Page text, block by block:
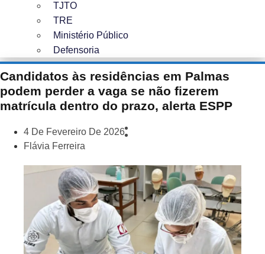
TJTO
TRE
Ministério Público
Defensoria
Candidatos às residências em Palmas
podem perder a vaga se não fizerem
matrícula dentro do prazo, alerta ESPP
4 De Fevereiro De 2026
Flávia Ferreira